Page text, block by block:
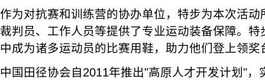
作为对抗赛和训练营的协办单位，特步为本次活
裁判员、工作人员等提供了专业运动装备保障。
中成为诸多运动员的比赛用鞋，助力他们登上领奖
中国田径协会自2011年推出"高原人才开发计划"，